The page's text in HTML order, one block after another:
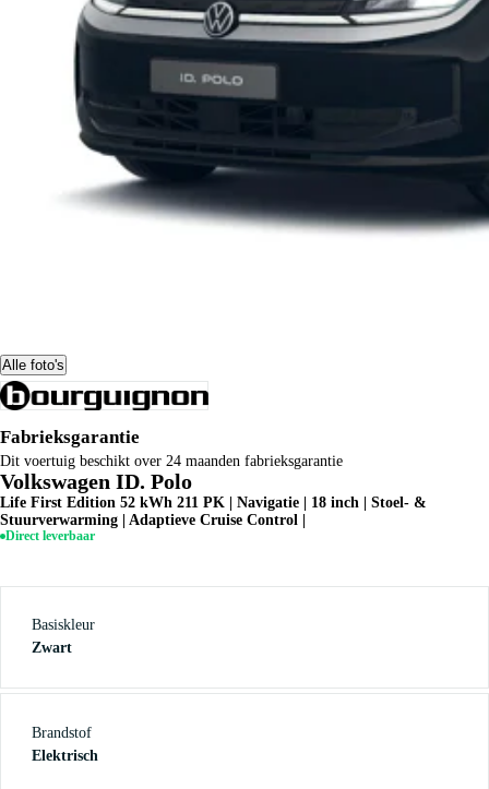
Alle foto's
Fabrieksgarantie
Dit voertuig beschikt over 24 maanden fabrieksgarantie
Volkswagen ID. Polo
Life First Edition 52 kWh 211 PK | Navigatie | 18 inch | Stoel- &
Stuurverwarming | Adaptieve Cruise Control |
Direct leverbaar
Basiskleur
Zwart
Brandstof
Elektrisch